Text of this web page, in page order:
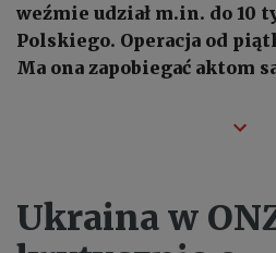
weźmie udział m.in. do 10
Polskiego. Operacja od
Ma ona zapobiegać aktom
Ukraina w